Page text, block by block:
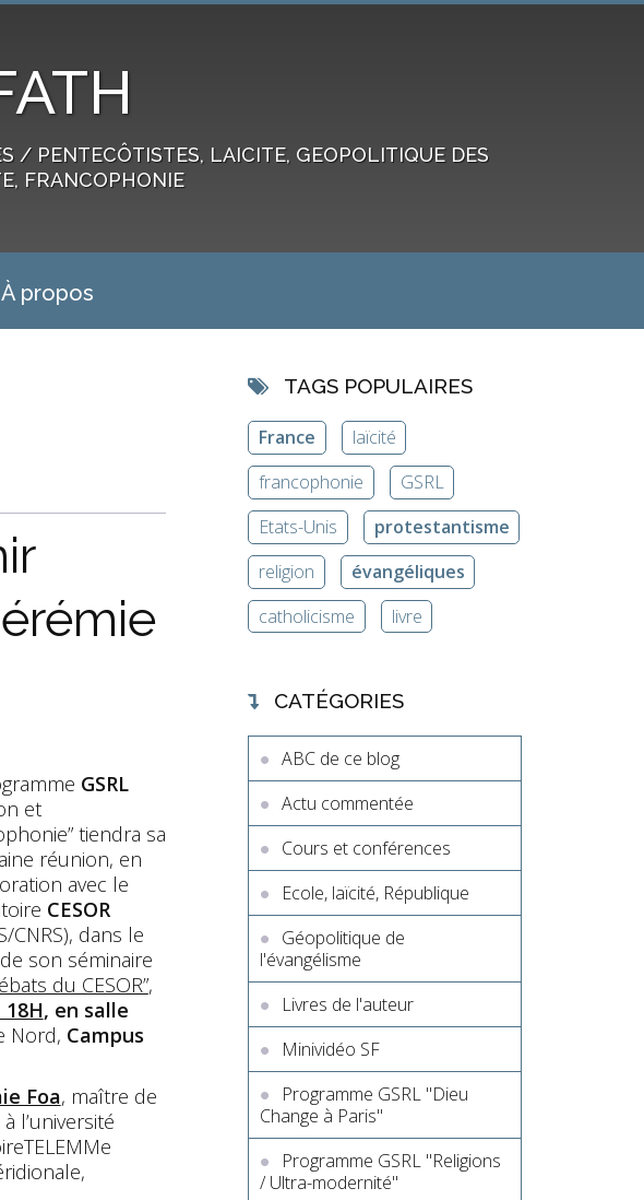
/ PENTECÔTISTES, LAICITE, GEOPOLITIQUE DES
FRANCOPHONIE
À propos
GSRL
et
tiendra sa
réunion, en
avec le
CESOR
CNRS), dans le
son séminaire
du CESOR”,
, en salle
Nord, Campus
Foa, maître de
l’université
TAGS POPULAIRES
France
laïcité
francophonie
GSRL
Etats-Unis
protestantisme
religion
évangéliques
catholicisme
livre
CATÉGORIES
ABC de ce blog
Actu commentée
Cours et conférences
Ecole, laïcité, République
Géopolitique de
l'évangélisme
Livres de l'auteur
Minividéo SF
Programme GSRL "Dieu
Change à Paris"
Programme GSRL "Religions
/ Ultra-modernité"